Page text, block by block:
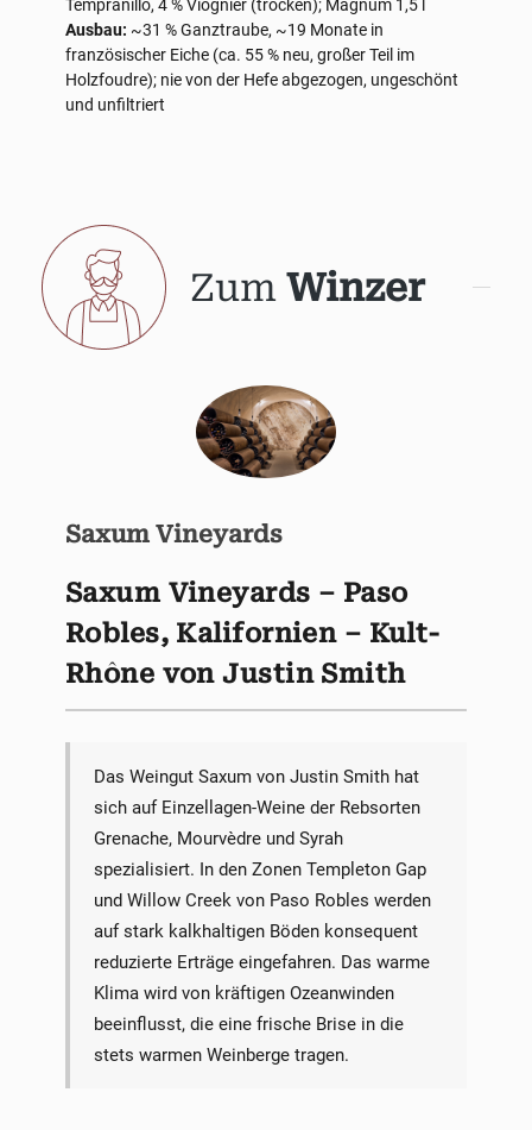
Tempranillo, 4 % Viognier (trocken); Magnum 1,5 l
Ausbau: ~31 % Ganztraube, ~19 Monate in
französischer Eiche (ca. 55 % neu, großer Teil im
Holzfoudre); nie von der Hefe abgezogen, ungeschönt
und unfiltriert
Zum Winzer
Saxum Vineyards
Saxum Vineyards – Paso
Robles, Kalifornien – Kult-
Rhône von Justin Smith
Das Weingut Saxum von Justin Smith hat
sich auf Einzellagen-Weine der Rebsorten
Grenache, Mourvèdre und Syrah
spezialisiert. In den Zonen Templeton Gap
und Willow Creek von Paso Robles werden
auf stark kalkhaltigen Böden konsequent
reduzierte Erträge eingefahren. Das warme
Klima wird von kräftigen Ozeanwinden
beeinflusst, die eine frische Brise in die
stets warmen Weinberge tragen.